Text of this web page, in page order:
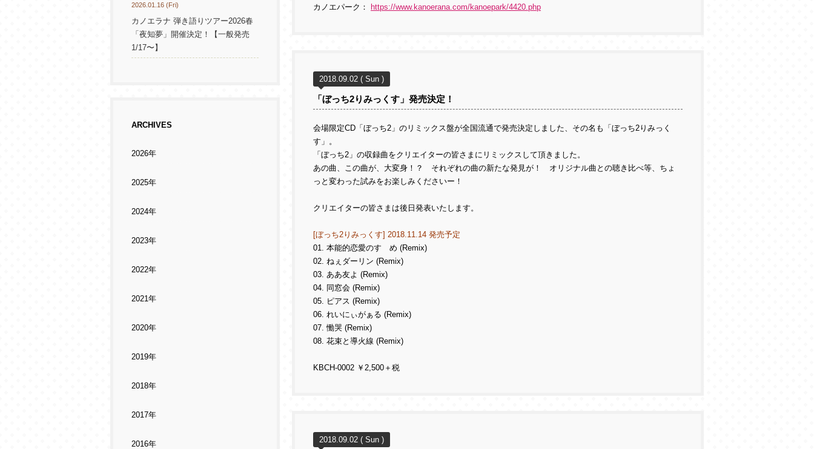
カノエパーク： https://www.kanoerana.com/kanoepark/4420.php
2018.09.02 ( Sun )
「ぼっち2りみっくす」発売決定！
会場限定CD「ぼっち2」のリミックス盤が全国流通で発売決定しました、その名も「ぼっち2りみっく
す」。
「ぼっち2」の収録曲をクリエイターの皆さまにリミックスして頂きました。
あの曲、この曲が、大変身！？ それぞれの曲の新たな発見が！ オリジナル曲との聴き比べ等、ちょ
っと変わった試みをお楽しみくださいー！
クリエイターの皆さまは後日発表いたします。
[ぼっち2りみっくす] 2018.11.14 発売予定
01. 本能的恋愛のすゝめ (Remix)
02. ねぇダーリン (Remix)
03. ああ友よ (Remix)
04. 同窓会 (Remix)
05. ピアス (Remix)
06. れいにぃがぁる (Remix)
07. 慟哭 (Remix)
08. 花束と導火線 (Remix)
KBCH-0002 ￥2,500＋税
2018.09.02 ( Sun )
2026.01.16 (Fri)
カノエラナ 弾き語りツアー2026春
「夜知夢」開催決定！【一般発売
1/17〜】
ARCHIVES
2026年
2025年
2024年
2023年
2022年
2021年
2020年
2019年
2018年
2017年
2016年